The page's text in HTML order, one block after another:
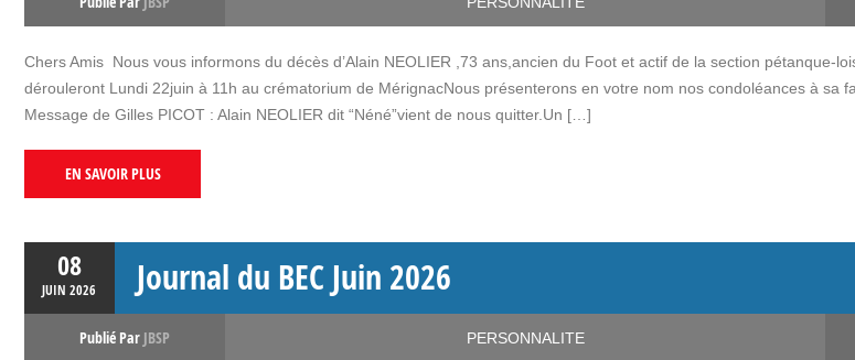
Chers Amis Nous vous informons du décès d’Alain NEOLIER ,73 ans,ancien du Foot et actif de la section pétanque-
dérouleront Lundi 22juin à 11h au crématorium de MérignacNous présenterons en votre nom nos condoléances à sa
Message de Gilles PICOT : Alain NEOLIER dit “Néné”vient de nous quitter.Un […]
EN SAVOIR PLUS
08
JUIN2026 Journal du BEC Juin 2026
Publié Par JBSP PERSONNALITE